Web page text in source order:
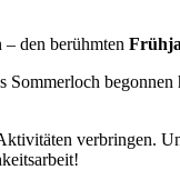
den berühmten
verbringen.